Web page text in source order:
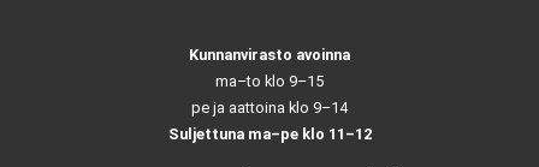
Kunnanvirasto avoinna
ma–to klo 9–15
pe ja aattoina klo 9–14
Suljettuna ma–pe klo 11–12